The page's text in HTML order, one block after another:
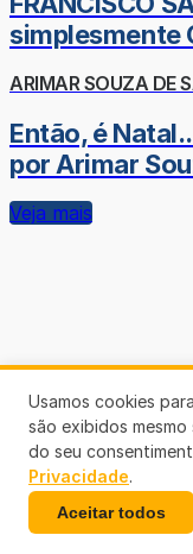
simplesmente
ARIMAR SOUZA DE
Então, é
por Arimar
Veja mais
Usamos cookies
são exibidos
do seu
Privacidade.
Aceitar todos